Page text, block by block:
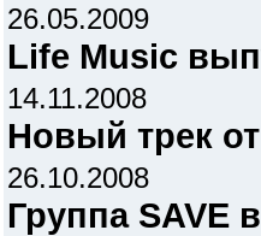
26.05.2009
Life Music
14.11.2008
Новый трек
26.10.2008
Группа SAVE